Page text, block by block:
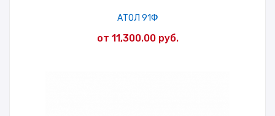
АТОЛ 91Ф
от 11,300.00 руб.